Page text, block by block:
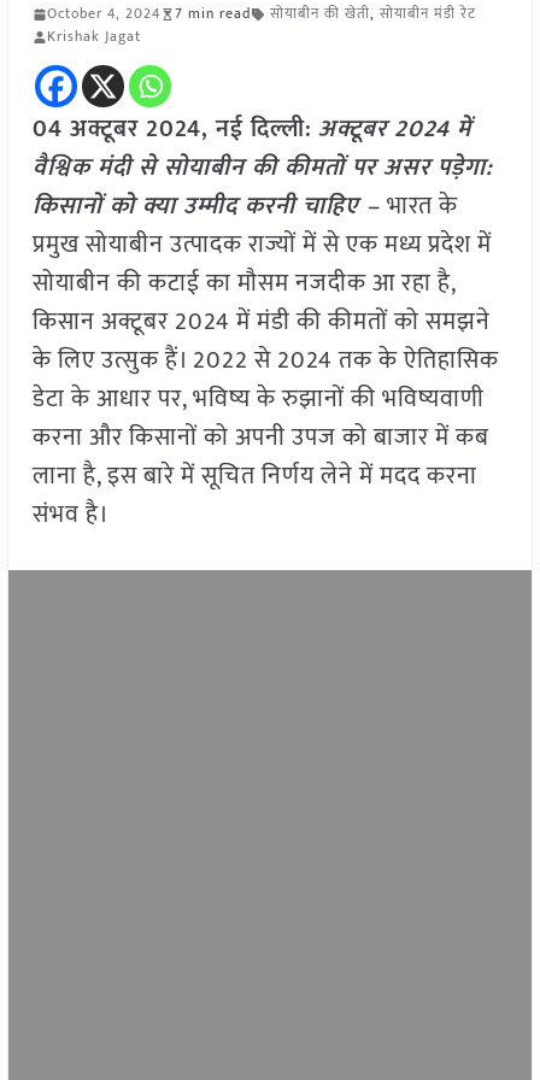
October 4, 2024 7 min read सोयाबीन की खेती, सोयाबीन मंडी रेट
Krishak Jagat
04 अक्टूबर 2024, नई दिल्ली: अक्टूबर 2024 में
वैश्विक मंदी से सोयाबीन की कीमतों पर असर पड़ेगा:
किसानों को क्या उम्मीद करनी चाहिए –भारत के
प्रमुख सोयाबीन उत्पादक राज्यों में से एक मध्य प्रदेश में
सोयाबीन की कटाई का मौसम नजदीक आ रहा है,
किसान अक्टूबर 2024 में मंडी की कीमतों को समझने
के लिए उत्सुक हैं। 2022 से 2024 तक के ऐतिहासिक
डेटा के आधार पर, भविष्य के रुझानों की भविष्यवाणी
करना और किसानों को अपनी उपज को बाजार में कब
लाना है, इस बारे में सूचित निर्णय लेने में मदद करना
संभव है।